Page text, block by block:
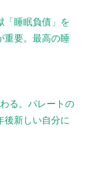
「睡眠負債」を
重要。最高の睡
る。パレートの
後新しい自分に